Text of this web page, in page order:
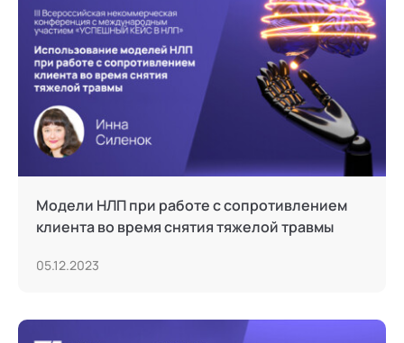
Модели НЛП при работе с сопротивлением
клиента во время снятия тяжелой травмы
05.12.2023